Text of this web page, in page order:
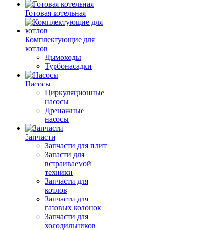
Готовая котельная
Комплектующие для
котлов
Дымоходы
Турбонасадки
Насосы
Циркуляционные
насосы
Дренажные
насосы
Запчасти
Запчасти для плит
Запасти для
встраиваемой
техники
Запчасти для
котлов
Запчасти для
газовых колонок
Запчасти для
холодильников